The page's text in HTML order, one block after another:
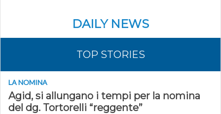
DAILY NEWS
TOP STORIES
LA NOMINA
Agid, si allungano i tempi per la nomina
del dg. Tortorelli “reggente”